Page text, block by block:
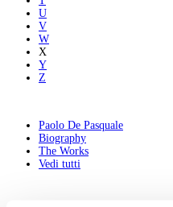
U
V
W
X
Y
Z
Paolo De Pasquale
Biography
The Works
Vedi tutti